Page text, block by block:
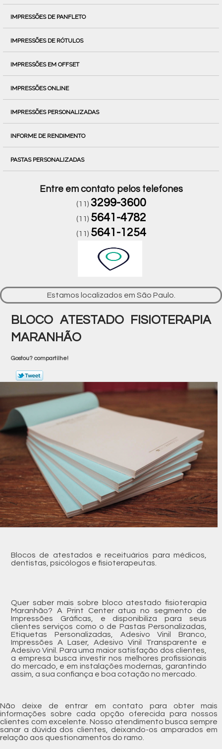
IMPRESSÕES DE PANFLETO
IMPRESSÕES DE RÓTULOS
IMPRESSÕES EM OFFSET
IMPRESSÕES ONLINE
IMPRESSÕES PERSONALIZADAS
INFORME DE RENDIMENTO
PASTAS PERSONALIZADAS
Entre em contato pelos telefones
(11) 3299-3600
(11) 5641-4782
(11) 5641-1254
Estamos localizados em São Paulo.
BLOCO ATESTADO FISIOTERAPIA
MARANHÃO
Gostou? compartilhe!
Blocos de atestados e receituários para médicos,
dentistas, psicólogos e fisioterapeutas.
Quer saber mais sobre bloco atestado fisioterapia
Maranhão? A Print Center atua no segmento de
Impressões Gráficas, e disponibiliza para seus
clientes serviços como o de Pastas Personalizadas,
Etiquetas Personalizadas, Adesivo Vinil Branco,
Impressões A Laser, Adesivo Vinil Transparente e
Adesivo Vinil. Para uma maior satisfação dos clientes,
a empresa busca investir nos melhores profissionais
do mercado, e em instalações modernas, garantindo
assim, a sua confiança e boa cotação no mercado.
Não deixe de entrar em contato para obter mais
informações sobre cada opção oferecida para nossos
clientes com excelente. Nosso atendimento busca sempre
sanar a dúvida dos clientes, deixando-os amparados em
relação aos questionamentos do ramo.